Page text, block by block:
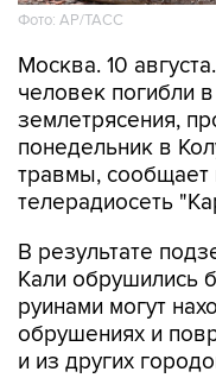
Фото: АР/ТАСС
Москва. 10
человек погибли
землетрясения,
понедельник в
травмы, сообщает
телерадиосеть
В результате
Кали обрушились
руинами могут
обрушениях и
и из других